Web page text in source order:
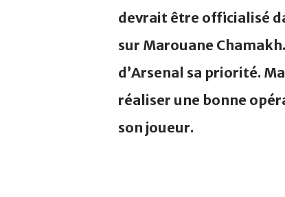
devrait être officialisé
sur Marouane
d’Arsenal sa priorité.
réaliser une bonne
son joueur.